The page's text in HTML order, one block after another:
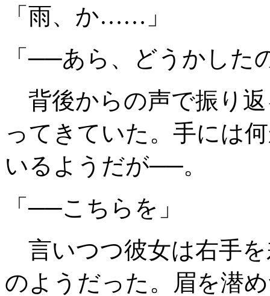
「雨、か……」
「──あら、どうかした
背後からの声で振り
ってきていた。手には
いるようだが──。
「──こちらを」
言いつつ彼女は右手
のようだった。眉を潜